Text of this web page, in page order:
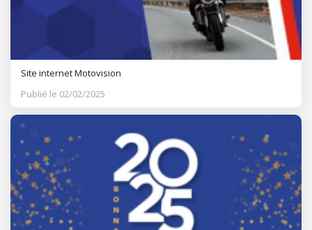
Site internet Motovision
Publié le 02/02/2025